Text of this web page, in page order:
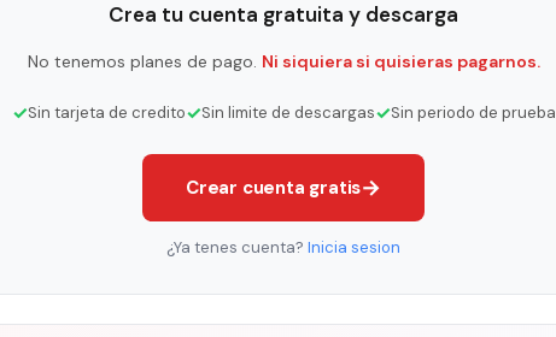
Crea tu cuenta gratuita y descarga
No tenemos planes de pago. Ni siquiera si quisieras pagarnos.
✓Sin tarjeta de credito✓Sin limite de descargas✓Sin periodo de prueba
Crear cuenta gratis→
¿Ya tenes cuenta? Inicia sesion